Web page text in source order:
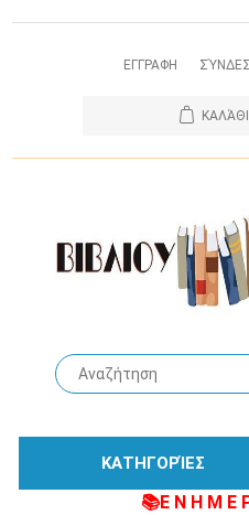
ΕΓΓΡΑΦΗ
ΚΑΤΗΓΟΡΊΕΣ
📚Ε Ν Η Μ Ε